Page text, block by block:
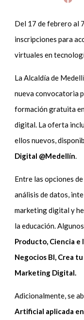
Del 17 de febrero al
inscripciones para
virtuales en
La Alcaldía de
nueva convocatoria
formación gratuita
digital. La oferta
ellos nuevos,
Digital @Medellín.
Entre las opciones
análisis de datos,
marketing digital y
la educación.
Producto, Ciencia
Negocios BI, Crea
Marketing Digital.
Adicionalmente, se
Artificial aplicada